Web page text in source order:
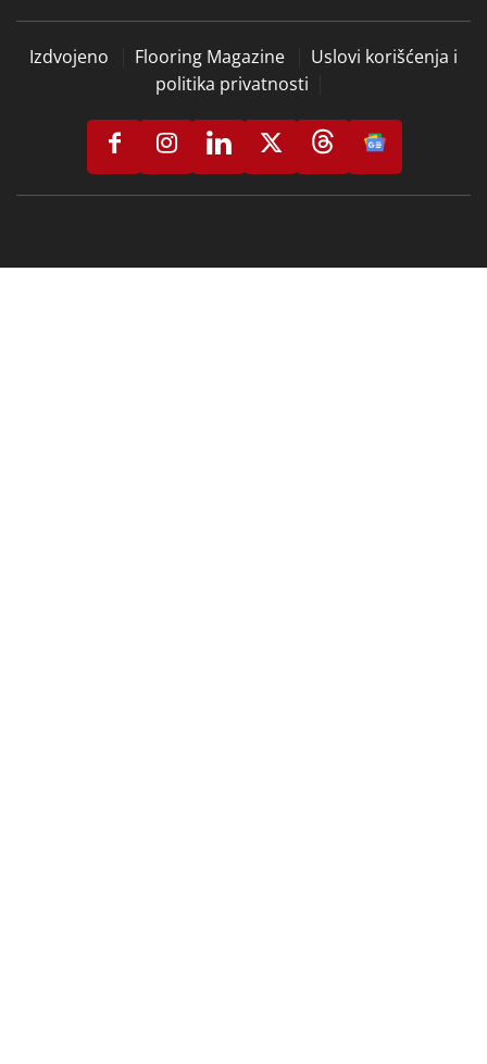
Izdvojeno Flooring Magazine
Uslovi korišćenja i
politika privatnosti